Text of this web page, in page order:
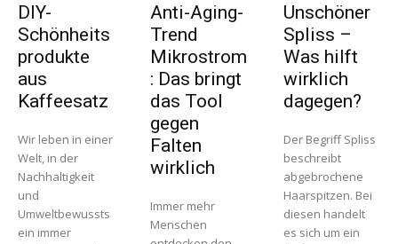
DIY-
Schönheits
produkte
aus
Kaffeesatz
Wir leben in einer
Welt, in der
Nachhaltigkeit
und
Umweltbewussts
ein immer
Anti-Aging-
Trend
Mikrostrom
: Das bringt
das Tool
gegen
Falten
wirklich
Immer mehr
Menschen
Unschöner
Spliss –
Was hilft
wirklich
dagegen?
Der Begriff Spliss
beschreibt
abgebrochene
Haarspitzen. Bei
diesen handelt
es sich um ein